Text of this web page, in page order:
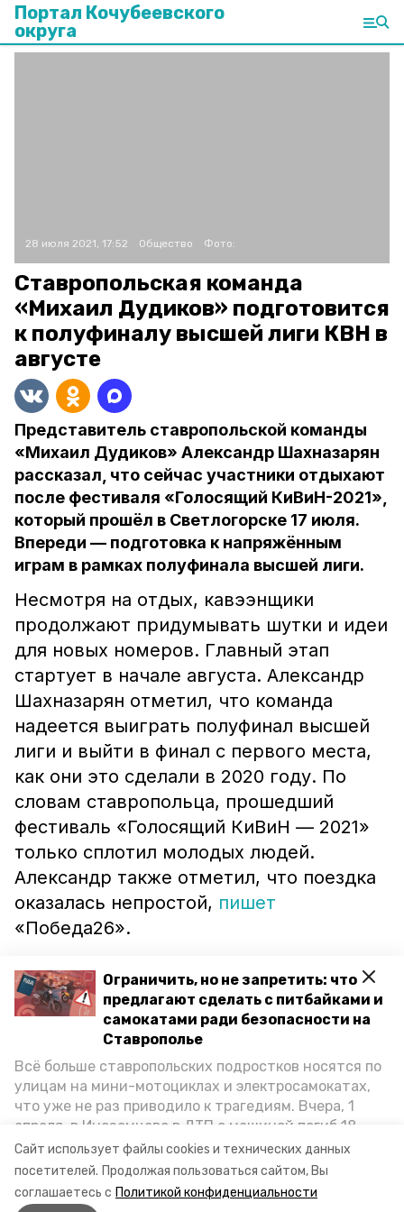
Сайт использует файлы cookies и технических данных
посетителей. Продолжая пользоваться сайтом, Вы
соглашаетесь с Политикой конфиденциальности
Ограничить, но не запретить: что
предлагают сделать с питбайками и
самокатами ради безопасности на
Ставрополье
Всё больше ставропольских подростков носятся по
улицам на мини-мотоциклах и электросамокатах,
что уже не раз приводило к трагедиям. Вчера, 1
апреля, в Иноземцево в ДТП с машиной погиб 18-
летний пассажир питбайка, катавшийся без шлема.
Как избежать несчастных случаев, обсудили на
пресс-конференции «Победы26» в РИЦ СК
представители Госавтоинспекции и Общественной
Портал Кочубеевского
округа
28 июля 2021, 17:52 Общество Фото:
Ставропольская команда
«Михаил Дудиков» подготовится
к полуфиналу высшей лиги КВН в
августе
Представитель ставропольской команды
«Михаил Дудиков» Александр Шахназарян
рассказал, что сейчас участники отдыхают
после фестиваля «Голосящий КиВиН-2021»,
который прошёл в Светлогорске 17 июля.
Впереди — подготовка к напряжённым
играм в рамках полуфинала высшей лиги.
Несмотря на отдых, кавээнщики
продолжают придумывать шутки и идеи
для новых номеров. Главный этап
стартует в начале августа. Александр
Шахназарян отметил, что команда
надеется выиграть полуфинал высшей
лиги и выйти в финал с первого места,
как они это сделали в 2020 году. По
словам ставропольца, прошедший
фестиваль «Голосящий КиВиН — 2021»
только сплотил молодых людей.
Александр также отметил, что поездка
оказалась непростой, пишет
«Победа26».
В феврале в столице Ставропольского
края прошёл Кубок лиги КВН «Кавказ».
Его выиграла команда СтГАУ, а приз
вручил глава региона Владимир
Владимиров.
-